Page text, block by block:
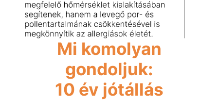
Mi komolyan
gondoljuk:
10 év jótállás